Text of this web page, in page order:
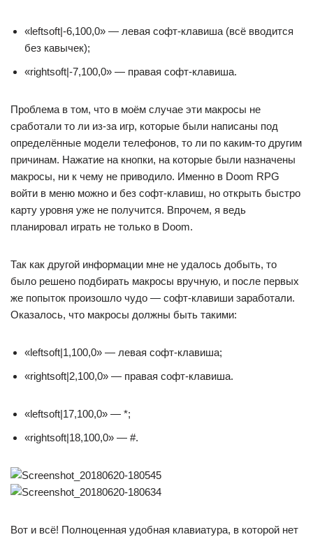
«leftsoft|-6,100,0» — левая софт-клавиша (всё вводится
без кавычек);
«rightsoft|-7,100,0» — правая софт-клавиша.
Проблема в том, что в моём случае эти макросы не
сработали то ли из-за игр, которые были написаны под
определённые модели телефонов, то ли по каким-то другим
причинам. Нажатие на кнопки, на которые были назначены
макросы, ни к чему не приводило. Именно в Doom RPG
войти в меню можно и без софт-клавиш, но открыть быстро
карту уровня уже не получится. Впрочем, я ведь
планировал играть не только в Doom.
Так как другой информации мне не удалось добыть, то
было решено подбирать макросы вручную, и после первых
же попыток произошло чудо — софт-клавиши заработали.
Оказалось, что макросы должны быть такими:
«leftsoft|1,100,0» — левая софт-клавиша;
«rightsoft|2,100,0» — правая софт-клавиша.
«leftsoft|17,100,0» — *;
«rightsoft|18,100,0» — #.
Вот и всё! Полноценная удобная клавиатура, в которой нет